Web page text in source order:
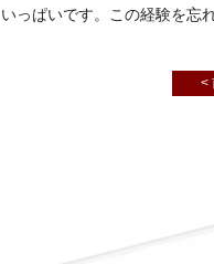
いっぱいです。この経験を忘
<